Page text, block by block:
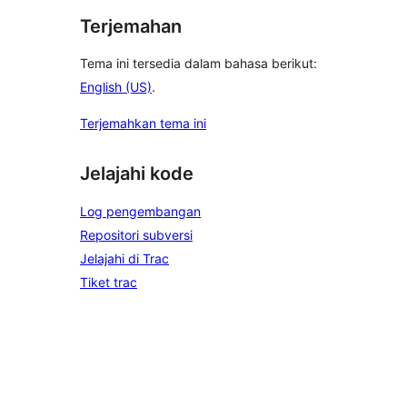
Terjemahan
Tema ini tersedia dalam bahasa berikut:
English (US).
Terjemahkan tema ini
Jelajahi kode
Log pengembangan
Repositori subversi
Jelajahi di Trac
Tiket trac